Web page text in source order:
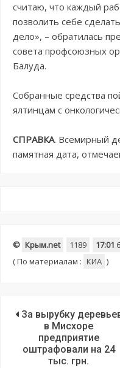
считаю, что каждый
позволить себе
дело», – обратилась
совета профсоюзных
Балуда.
Собранные средства
ялтинцам с
СПРАВКА. Всемирный
памятная дата,
© Крым.net 1189 17:01
(По материалам : КИА )
За вырубку
в Мисхоре
предприятие
оштрафовали на 24
тыс. грн.